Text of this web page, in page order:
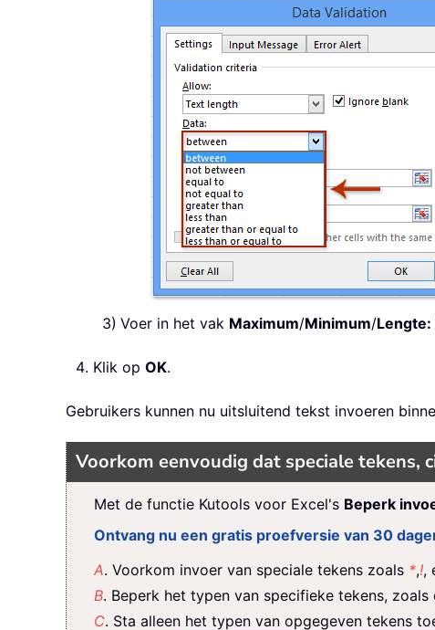
Voer in het vak Maximum/Minimum/Lengte:
Klik op OK.
Gebruikers kunnen nu uitsluitend tekst invoeren
Voorkom eenvoudig dat speciale tekens,
Met de functie Kutools voor Excel's Beperk
Ontvang nu een gratis proefversie van 30
A. Voorkom invoer van speciale tekens zoals *,!,
B. Beperk het typen van specifieke tekens,
C. Sta alleen het typen van opgegeven tekens